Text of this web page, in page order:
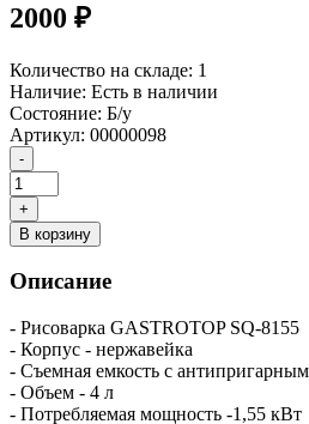
2000 ₽
Количество на складе: 1
Наличие: Есть в наличии
Состояние: Б/у
Артикул: 00000098
В корзину
Описание
- Рисоварка GASTROTOP SQ-8155
- Корпус - нержавейка
- Съемная емкость с
- Объем - 4 л
- Потребляемая мощность -1,55 кВт